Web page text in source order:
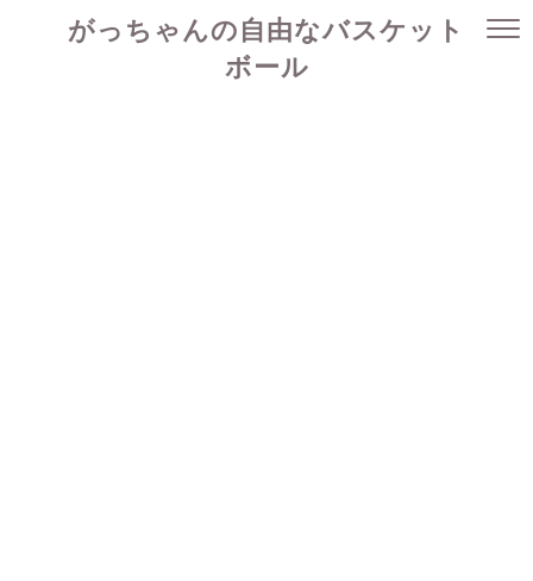
がっちゃんの自由なバスケット
ボール